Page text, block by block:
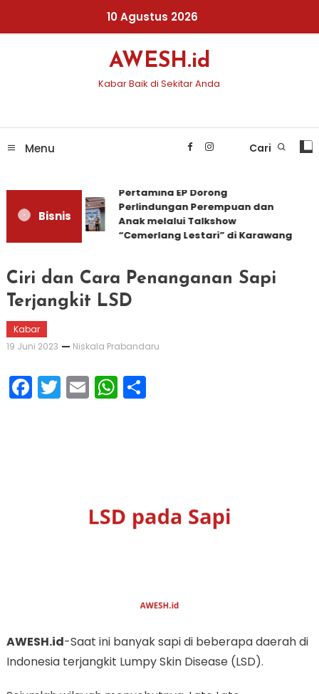
10 Agustus 2026
AWESH.id
Kabar Baik di Sekitar Anda
Menu Cari
Bisnis
Pertamina EP Dorong
Perlindungan Perempuan dan
Anak melalui Talkshow
“Cemerlang Lestari” di Karawang
Ciri dan Cara Penanganan Sapi
Terjangkit LSD
Kabar
19 Juni 2023
Niskala Prabandaru
Facebook
Twitter
EmailWhatsApp
Share
AWESH.id-Saat ini banyak sapi di beberapa daerah di
Indonesia terjangkit Lumpy Skin Disease (LSD).